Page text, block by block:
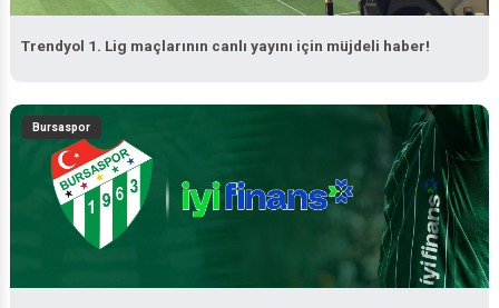
Trendyol 1. Lig maçlarının canlı yayını için müjdeli haber!
Bursaspor